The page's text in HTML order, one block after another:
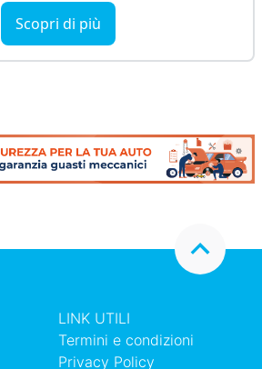
Scopri di più
LINK UTILI
Termini e condizioni
Privacy Policy